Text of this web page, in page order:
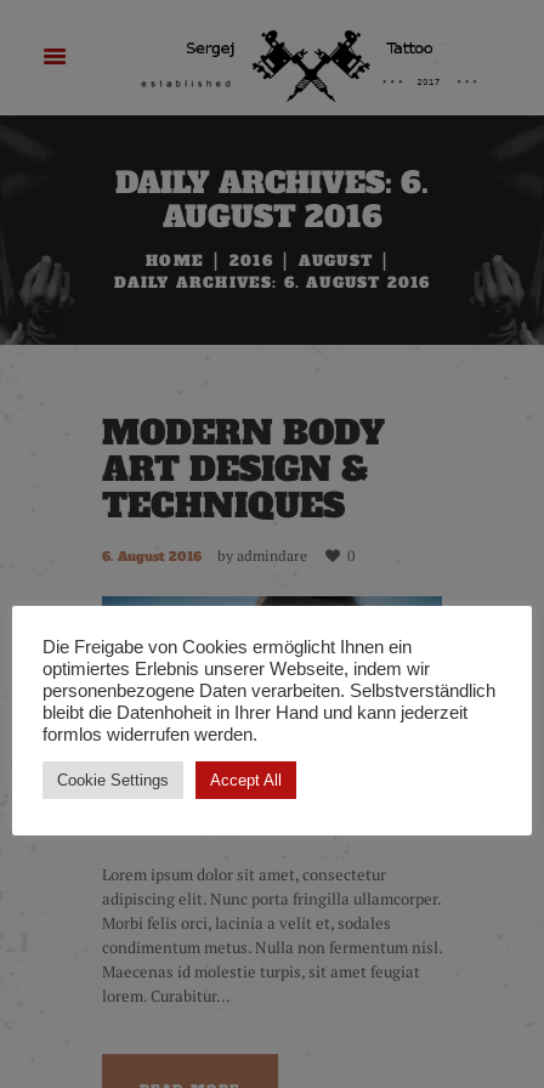
DAILY ARCHIVES: 6.
AUGUST 2016
HOME 2016
AUGUST
DAILY ARCHIVES: 6. AUGUST 2016
MODERN BODY
ART DESIGN &
TECHNIQUES
6. August 2016 byadmindare 0
Lorem ipsum dolor sit amet, consectetur
adipiscing elit. Nunc porta fringilla ullamcorper.
Morbi felis orci, lacinia a velit et, sodales
condimentum metus. Nulla non fermentum nisl.
Maecenas id molestie turpis, sit amet feugiat
lorem. Curabitur...
Die Freigabe von Cookies ermöglicht Ihnen ein
optimiertes Erlebnis unserer Webseite, indem wir
personenbezogene Daten verarbeiten. Selbstverständlich
bleibt die Datenhoheit in Ihrer Hand und kann jederzeit
formlos widerrufen werden.
Cookie Settings Accept All